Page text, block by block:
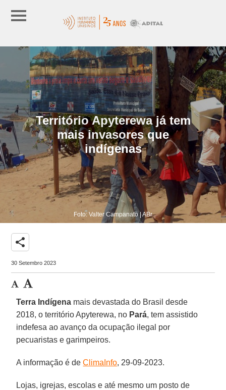
Território Apyterewa já tem
mais invasores que
indígenas
Foto: Valter Campanato | ABr
share
30 Setembro 2023
Terra Indígena mais devastada do Brasil desde
2018, o território Apyterewa, no Pará, tem assistido
indefesa ao avanço da ocupação ilegal por
pecuaristas e garimpeiros.
A informação é deClimaInfo, 29-09-2023.
Lojas, igrejas, escolas e até mesmo um posto de